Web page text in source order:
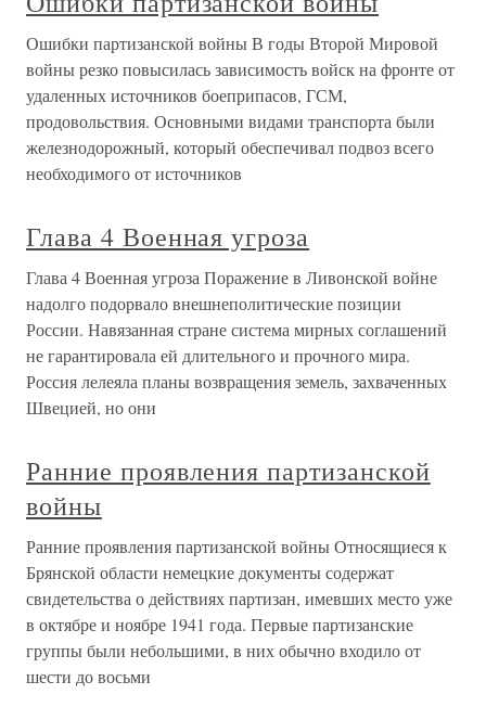
Ошибки партизанской войны В годы Второй Мировой
войны резко повысилась зависимость войск на фронте от
удаленных источников боеприпасов, ГСМ,
продовольствия. Основными видами транспорта были
железнодорожный, который обеспечивал подвоз всего
необходимого от источников
Глава 4 Военная угроза
Глава 4 Военная угроза Поражение в Ливонской войне
надолго подорвало внешнеполитические позиции
России. Навязанная стране система мирных соглашений
не гарантировала ей длительного и прочного мира.
Россия лелеяла планы возвращения земель, захваченных
Швецией, но они
Ранние проявления партизанской
войны
Ранние проявления партизанской войны Относящиеся к
Брянской области немецкие документы содержат
свидетельства о действиях партизан, имевших место уже
в октябре и ноябре 1941 года. Первые партизанские
группы были небольшими, в них обычно входило от
шести до восьми